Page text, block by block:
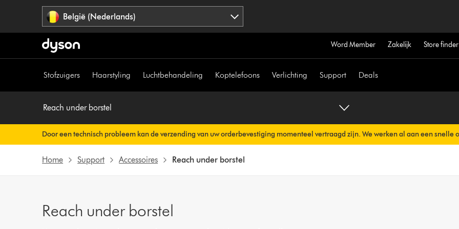
België (Nederlands)
Word Member Zakelijk Store finder
Stofzuigers Haarstyling Luchtbehandeling Koptelefoons Verlichting Support Deals
Reach under borstel
Door een technisch probleem kan de verzending van uw orderbevestiging momenteel vertraagd zijn. We werken al aan een snelle
Uw orderbevestiging wordt binnenkort automatisch naar u verzonden.
Home Support Accessoires Reach under borstel
Reach under borstel